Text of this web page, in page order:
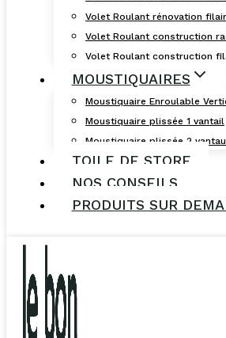
Volet Roulant rénovation
Volet Roulant construction
Volet Roulant construction
MOUSTIQUAIRES
Moustiquaire Enroulable
Moustiquaire plissée 1 vantail
Moustiquaire plissée 2
TOILE DE STORE
NOS CONSEILS
PRODUITS SUR